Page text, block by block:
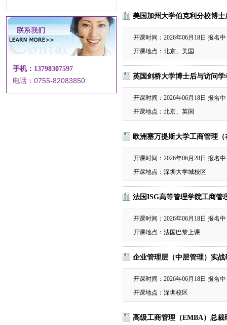
手机：13798307597
电话：0755-82083850
美国加州大学伯克利分校博
开课时间：2026年06月18日 报名中
开课地点：北京、美国
英国剑桥大学博士后与访问学
开课时间：2026年06月18日 报名中
开课地点：北京、英国
欧洲塞万提斯大学工商管理
开课时间：2026年06月28日 报名中
开课地点：深圳大学城校区
法国ISG高等管理学院工商管
开课时间：2026年06月18日 报名中
开课地点：法国巴黎上课
企业管理层（中层管理）实战
开课时间：2026年06月18日 报名中
开课地点：深圳校区
高级工商管理（EMBA）总裁